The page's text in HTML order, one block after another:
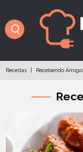
Receitas Recebendo